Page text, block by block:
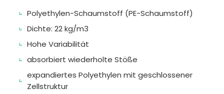
Polyethylen-Schaumstoff (PE-Schaumstoff)
Dichte: 22 kg/m3
Hohe Variabilität
absorbiert wiederholte Stöße
expandiertes Polyethylen mit geschlossener
Zellstruktur